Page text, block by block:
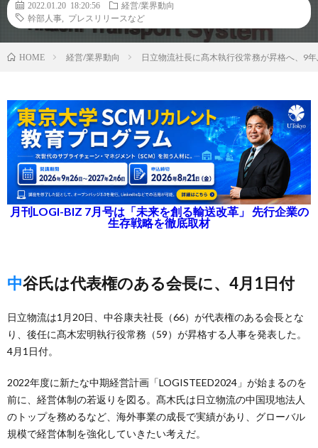
2022.01.20 18:20:56
経営/業界動向
幹部人事
プレスリリースなど
HOME 経営/業界動向 日立物流社長に髙木執行役常務が昇格へ、9
月刊LOGI-BIZ 7月号は「未来を創る輸送改革」 先行企業の
生存戦略を徹底取材
中谷氏は代表権のある会長に、4月1日付
日立物流は1月20日、中谷康夫社長（66）が代表権のある会長とな
り、後任に髙木宏明執行役常務（59）が昇格する人事を発表した。
4月1日付。
2022年度に新たな中期経営計画「LOGISTEED2024」が始まるのを
前に、経営体制の若返りを図る。髙木氏は日立物流の中国現地法人
のトップを務めるなど、海外事業の成長で実績があり、グローバル
規模で経営体制を強化していきたい考えだ。